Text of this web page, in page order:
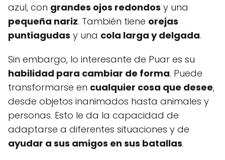
azul, con grandes ojos redondos y una
pequeña nariz. También tiene orejas
puntiagudas y una cola larga y delgada.
Sin embargo, lo interesante de Puar es su
habilidad para cambiar de forma. Puede
transformarse en cualquier cosa que desee,
desde objetos inanimados hasta animales y
personas. Esto le da la capacidad de
adaptarse a diferentes situaciones y de
ayudar a sus amigos en sus batallas.